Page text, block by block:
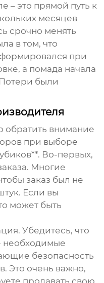
– это прямой путь к
месяцев
срочно менять
в том, что
при
а помада начала
были
обратить внимание
при выборе
Во-первых,
Многие
заказ был не
Если вы
может быть
Убедитесь, что
необходимые
безопасность
Это очень важно,